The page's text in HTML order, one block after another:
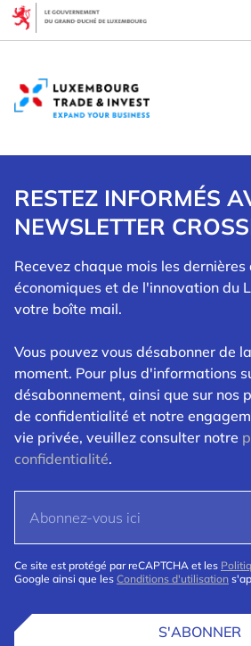
RESTEZ INFORMÉS
NEWSLETTER
Recevez chaque mois les
économiques et de l'innovation du
votre boîte mail.
Vous pouvez vous désabonner de
moment. Pour plus d'informations
désabonnement, ainsi que sur nos
de confidentialité et notre
vie privée, veuillez consulter notre
confidentialité.
Ce site est protégé par reCAPTCHA et les
Google ainsi que les Conditions d'utilisation
S'ABONNER
Cookies management panel